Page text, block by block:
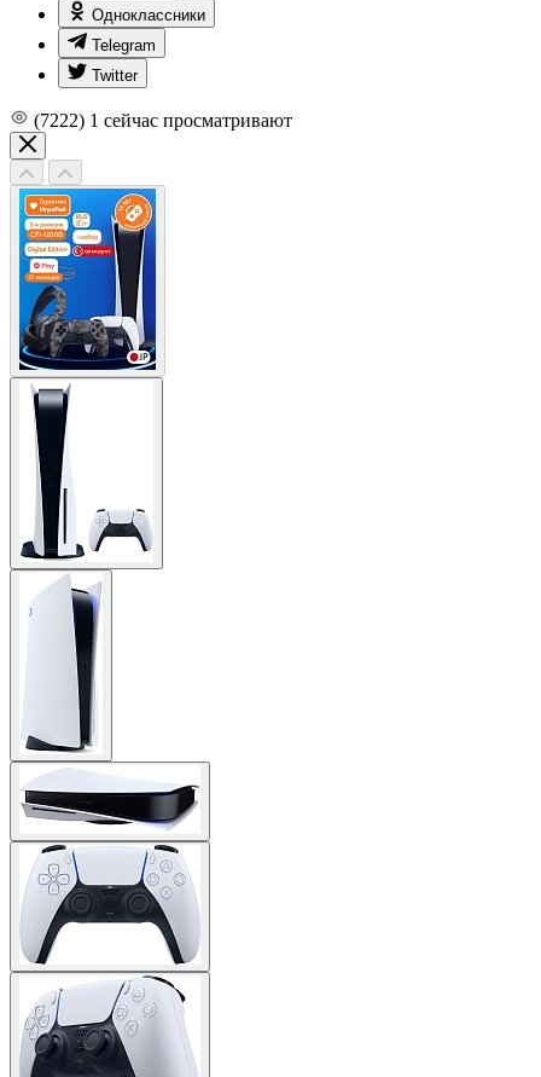
Одноклассники
Telegram
Twitter
(7222) 1 сейчас просматривают